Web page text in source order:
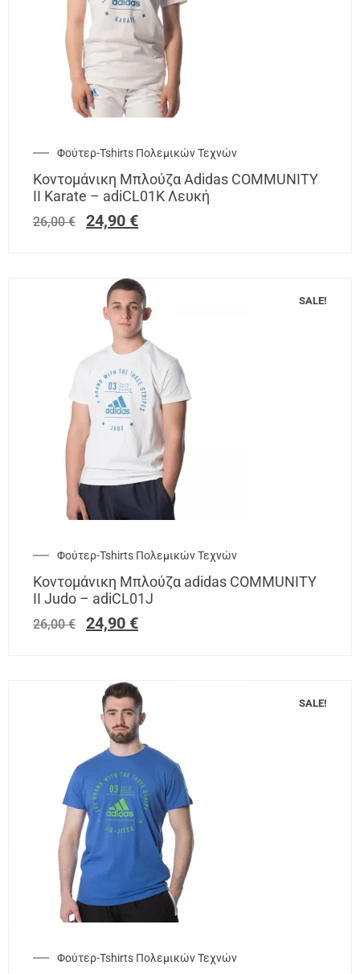
Φούτερ-Tshirts Πολεμικών Τεχνών
Κοντομάνικη Μπλούζα Adidas COMMUNITY
II Karate – adiCL01K Λευκή
26,00€ 24,90 €
SALE!
Φούτερ-Tshirts Πολεμικών Τεχνών
Κοντομάνικη Μπλούζα adidas COMMUNITY
II Judo – adiCL01J
26,00€ 24,90 €
SALE!
Φούτερ-Tshirts Πολεμικών Τεχνών